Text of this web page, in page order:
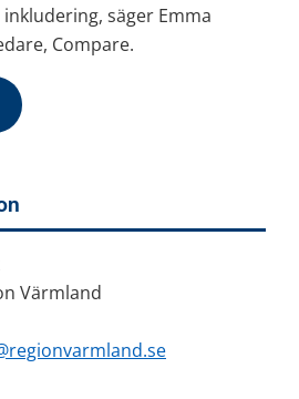
säger Emma
Compare.
Värmland